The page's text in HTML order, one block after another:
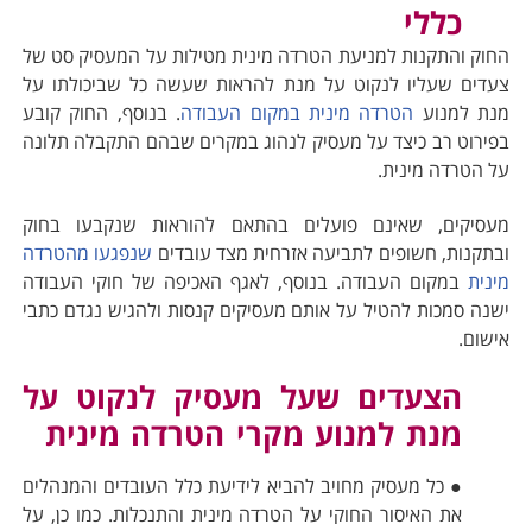
כללי
החוק והתקנות למניעת הטרדה מינית מטילות על המעסיק סט של
צעדים שעליו לנקוט על מנת להראות שעשה כל שביכולתו על
מנת למנוע הטרדה מינית במקום העבודה. בנוסף, החוק קובע
בפירוט רב כיצד על מעסיק לנהוג במקרים שבהם התקבלה תלונה
על הטרדה מינית.
מעסיקים, שאינם פועלים בהתאם להוראות שנקבעו בחוק
ובתקנות, חשופים לתביעה אזרחית מצד עובדים שנפגעו מהטרדה
מינית במקום העבודה. בנוסף, לאגף האכיפה של חוקי העבודה
ישנה סמכות להטיל על אותם מעסיקים קנסות ולהגיש נגדם כתבי
אישום.
הצעדים שעל מעסיק לנקוט על
מנת למנוע מקרי הטרדה מינית
● כל מעסיק מחויב להביא לידיעת כלל העובדים והמנהלים
את האיסור החוקי על הטרדה מינית והתנכלות. כמו כן, על